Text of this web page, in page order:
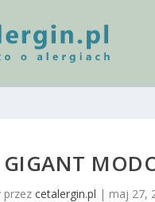
GIGANT
przez cetalergin.pl | maj 27,